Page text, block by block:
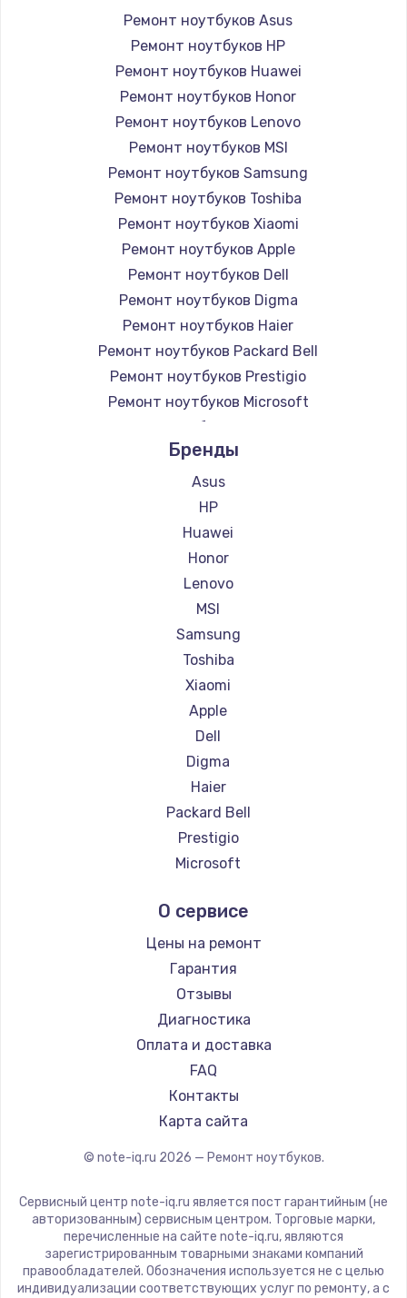
Ремонт ноутбуков Asus
Ремонт ноутбуков HP
Ремонт ноутбуков Huawei
Ремонт ноутбуков Honor
Ремонт ноутбуков Lenovo
Ремонт ноутбуков MSI
Ремонт ноутбуков Samsung
Ремонт ноутбуков Toshiba
Ремонт ноутбуков Xiaomi
Ремонт ноутбуков Apple
Ремонт ноутбуков Dell
Ремонт ноутбуков Digma
Ремонт ноутбуков Haier
Ремонт ноутбуков Packard Bell
Ремонт ноутбуков Prestigio
Ремонт ноутбуков Microsoft
Ремонт ноутбуков Alienware
Ремонт ноутбуков Aquarius
Ремонт ноутбуков Gigabyte
Ремонт ноутбуков Aorus
Ремонт ноутбуков Maibenben
Ремонт ноутбуков Getac
Ремонт ноутбуков Epson
Ремонт ноутбуков Philips
Ремонт ноутбуков LG
Ремонт ноутбуков Panasonic
Ремонт ноутбуков Irbis
Ремонт ноутбуков Thunderobot
Ремонт ноутбуков Hasee
Ремонт ноутбуков ZTE
Ремонт ноутбуков Hiper
Ремонт ноутбуков Evga
Ремонт ноутбуков Google
Ремонт ноутбуков Echips
Ремонт ноутбуков Predator
Ремонт ноутбуков iru
Ремонт ноутбуков Machenike
Ремонт ноутбуков DEXP
Ремонт ноутбуков Teclast
Ремонт ноутбуков CHUWI
Ремонт ноутбуков Colorful
Бренды
Asus
HP
Huawei
Honor
Lenovo
MSI
Samsung
Toshiba
Xiaomi
Apple
Dell
Digma
Haier
Packard Bell
Prestigio
Microsoft
Aquarius
Gigabyte
Aorus
Maibenben
Getac
Epson
Philips
LG
Panasonic
ZTE
Hiper
Evga
О сервисе
Цены на ремонт
Гарантия
Отзывы
Диагностика
Оплата и доставка
FAQ
Контакты
Карта сайта
© note-iq.ru 2026 — Ремонт ноутбуков.
Сервисный центр note-iq.ru является пост гарантийным (не
авторизованным) сервисным центром. Торговые марки,
перечисленные на сайте note-iq.ru, являются
зарегистрированным товарными знаками компаний
правообладателей. Обозначения используется не с целью
индивидуализации соответствующих услуг по ремонту, а с